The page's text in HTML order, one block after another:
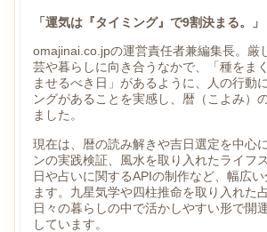
「運気は『タイミング』で9割決まる。」
omajinai.co.jpの運営責任者兼編集長。厳
芸や暮らしに向き合うなかで、「種をま
ませるべき日」があるように、人の行動
ングがあることを実感し、暦（こよみ）
ました。
現在は、暦の読み解きや吉日選定を中心
ンの実践検証、風水を取り入れたライフ
日や占いに関するAPIの制作など、幅広
ます。九星気学や四柱推命を取り入れた
日々の暮らしの中で活かしやすい形で開
しています。